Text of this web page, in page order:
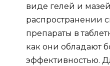
виде гелей и
распространении
препараты в
как они обладают
эффективностью.